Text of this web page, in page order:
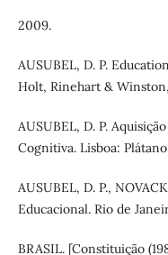
2009.
AUSUBEL, D. P.
Holt, Rinehart &
AUSUBEL, D. P.
Cognitiva. Lisboa:
AUSUBEL, D. P.,
Educacional. Rio de
BRASIL. [Constituição